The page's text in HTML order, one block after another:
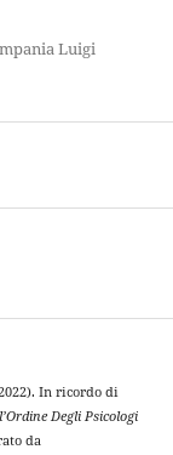
Luigi
In ricordo di
Degli Psicologi
da